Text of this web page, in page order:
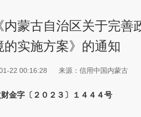
蒙古自治区关于完善
的实施方案》的通知
22 00:16:28 来源：信用中国内蒙古
金字〔２０２３〕１４４４号